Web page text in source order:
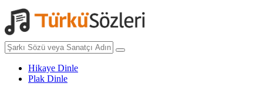
Hikaye Dinle
Plak Dinle